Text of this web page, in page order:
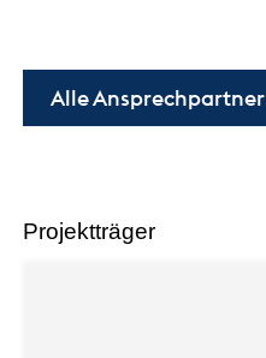
Alle Ansprechpartner
Projektträger